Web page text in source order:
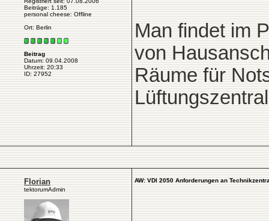
Beiträge: 1.185
personal cheese: Offline
Ort: Berlin
Beitrag
Datum: 09.04.2008
Uhrzeit: 20:33
ID: 27952
Man findet im
von
Räume für
Florian
tektorumAdmin
AW: VDI 2050 Anforderungen an